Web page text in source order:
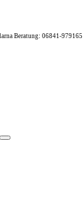
Beratung: 06841-979165